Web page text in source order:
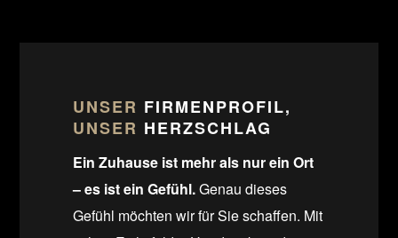
UNSER FIRMENPROFIL,
UNSER HERZSCHLAG
Ein Zuhause ist mehr als nur ein Ort
– es ist ein Gefühl.Genau dieses
Gefühl möchten wir für Sie schaffen. Mit